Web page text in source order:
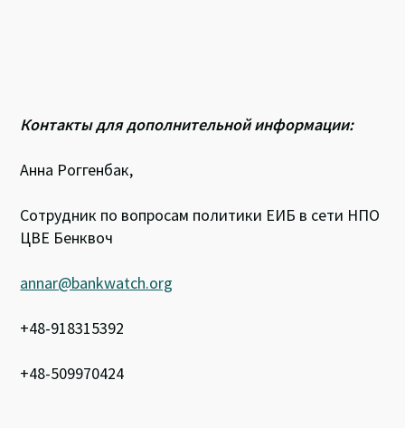
Контакты для дополнительной информации:
Анна Роггенбак,
Сотрудник по вопросам политики ЕИБ в сети НПО
ЦВЕ Бенквоч
annar@bankwatch.org
+48-918315392
+48-509970424